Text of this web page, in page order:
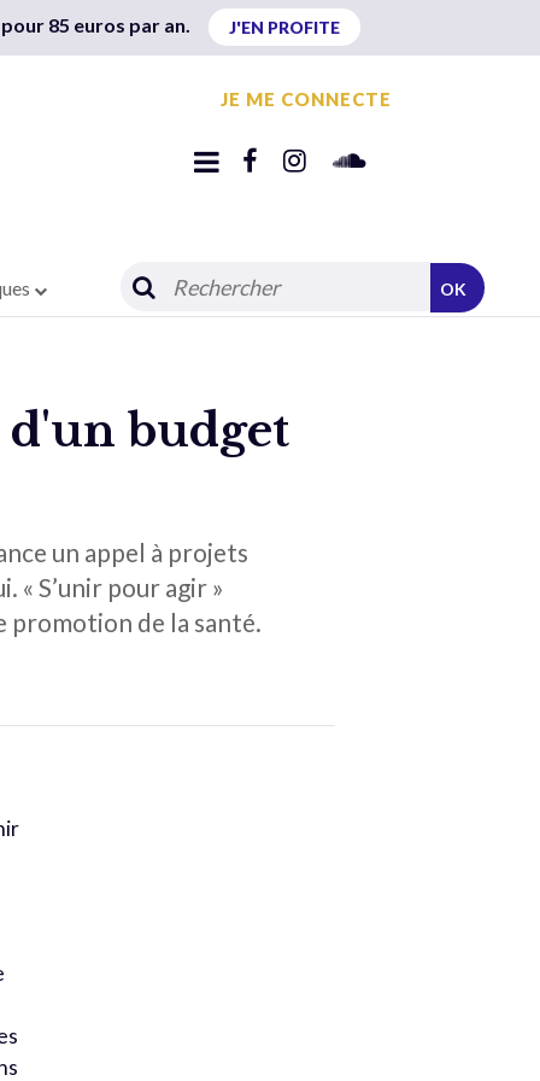
85 euros par an. J'EN PROFITE
JE ME CONNECTE
OK
d'un budget
un appel à projets
« S’unir pour agir »
promotion de la santé.